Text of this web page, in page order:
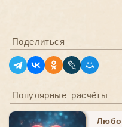
Поделиться
Популярные расчёты